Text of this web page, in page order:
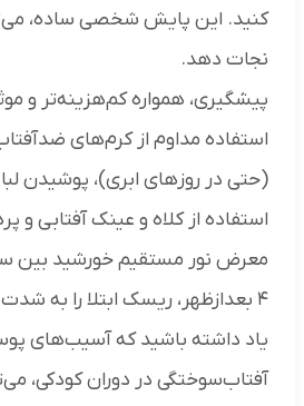
کنید. این پایش شخصی ساده،
نجات دهد.
پیشگیری، همواره کم‌هزینه‌تر و
(حتی در روزهای ابری)، پوشیدن
استفاده از کلاه و عینک آفتابی و
۴ بعدازظهر، ریسک ابتلا را به
یاد داشته باشید که آسیب‌های
آفتاب‌سوختگی در دوران کودکی،